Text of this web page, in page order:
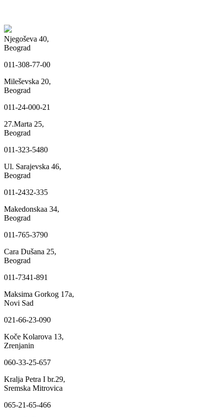
Njegoševa 40,
Beograd
011-308-77-00
Mileševska 20,
Beograd
011-24-000-21
27.Marta 25,
Beograd
011-323-5480
Ul. Sarajevska 46,
Beograd
011-2432-335
Makedonskaa 34,
Beograd
011-765-3790
Cara Dušana 25,
Beograd
011-7341-891
Maksima Gorkog 17a,
Novi Sad
021-66-23-090
Koče Kolarova 13,
Zrenjanin
060-33-25-657
Kralja Petra I br.29,
Sremska Mitrovica
065-21-65-466